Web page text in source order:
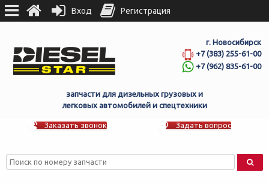
г. Новосибирск
+7 (383) 255-61-00
+7 (962) 835-61-00
запчасти для дизельных грузовых и
легковых автомобилей и спецтехники
Заказать звонок Задать вопрос
Вход Регистрация